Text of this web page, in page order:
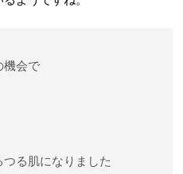
機会で
る肌になりました